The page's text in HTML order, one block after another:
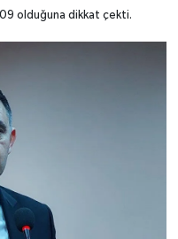
olduğuna dikkat çekti.